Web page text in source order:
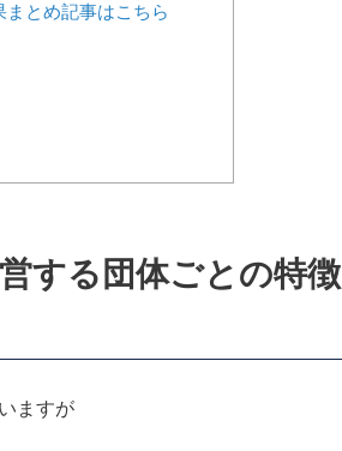
とめ記事はこちら
する団体ごとの特徴
ますが